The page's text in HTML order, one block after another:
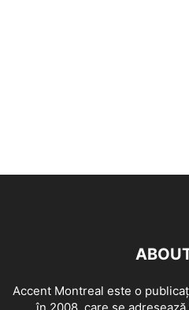
Accent Montreal este o